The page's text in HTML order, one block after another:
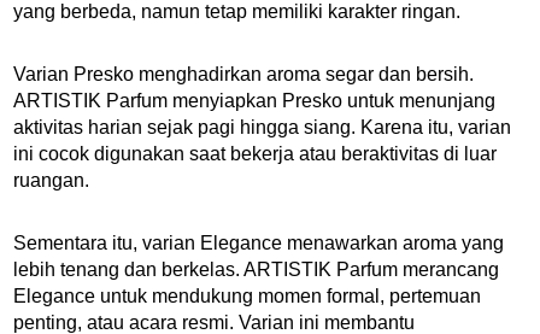
yang berbeda, namun tetap memiliki karakter ringan.
Varian Presko menghadirkan aroma segar dan bersih.
ARTISTIK Parfum menyiapkan Presko untuk menunjang
aktivitas harian sejak pagi hingga siang. Karena itu, varian
ini cocok digunakan saat bekerja atau beraktivitas di luar
ruangan.
Sementara itu, varian Elegance menawarkan aroma yang
lebih tenang dan berkelas. ARTISTIK Parfum merancang
Elegance untuk mendukung momen formal, pertemuan
penting, atau acara resmi. Varian ini membantu